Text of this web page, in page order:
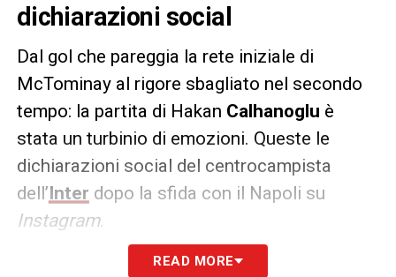
dichiarazioni social
Dal gol che pareggia la rete iniziale di
McTominay al rigore sbagliato nel secondo
tempo: la partita di Hakan Calhanoglu è
stata un turbinio di emozioni. Queste le
dichiarazioni social del centrocampista
dell’Inter dopo la sfida con il Napoli su
Instagram.
CALHANOGLU –«Il calcio è un viaggio ricco
READ MORE